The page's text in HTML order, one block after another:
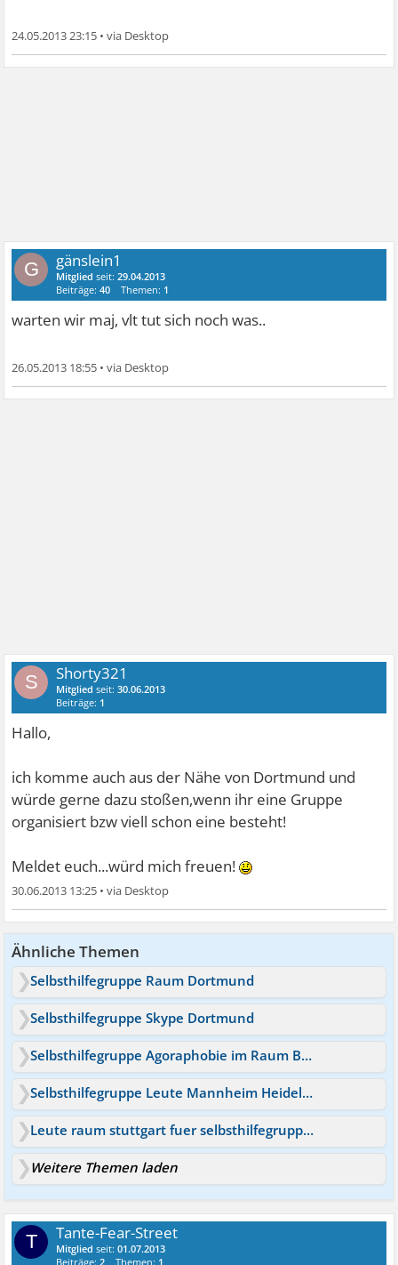
24.05.2013 23:15 •
G gänslein1
Mitglied seit:29.04.2013
Beiträge:40 Themen: 1
warten wir maj, vlt tut sich noch was..
26.05.2013 18:55 •
S Shorty321
Mitglied seit:30.06.2013
Beiträge: 1
Hallo,
ich komme auch aus der Nähe von Dortmund und
würde gerne dazu stoßen,wenn ihr eine Gruppe
organisiert bzw viell schon eine besteht!
Meldet euch...würd mich freuen!
30.06.2013 13:25 •
Ähnliche Themen
Selbsthilfegruppe Raum Dortmund
Selbsthilfegruppe Skype Dortmund
Selbsthilfegruppe Agoraphobie im Raum Bochum, Dortmund, RE
Selbsthilfegruppe Leute Mannheim Heidelberg Umkreis
Leute raum stuttgart fuer selbsthilfegruppe gesucht
Weitere Themen laden
T Tante-Fear-Street
Mitglied seit:01.07.2013
Beiträge:2 Themen: 1